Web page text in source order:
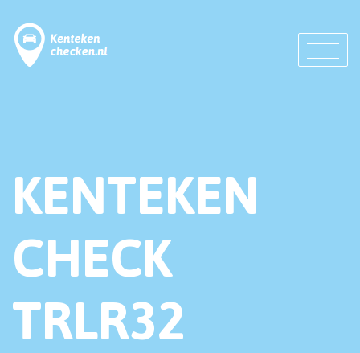
KENTEKEN
CHECK
TRLR32